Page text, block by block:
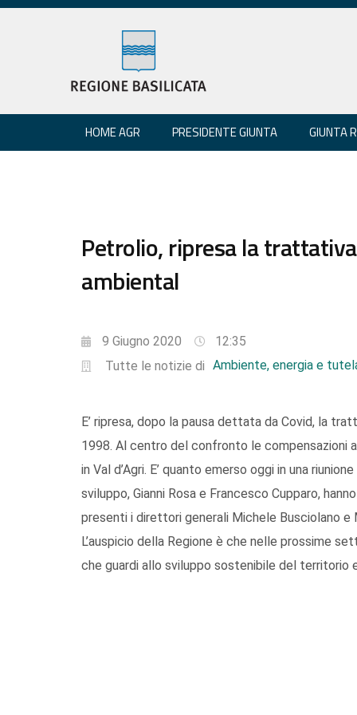
HOME AGR PRESIDENTE GIUNTA GIUNTA
Petrolio, ripresa la
ambiental
9 Giugno 2020
12:35
Tutte le notizie di Ambiente, energia e
E’ ripresa, dopo la pausa dettata da Covid, la
1998. Al centro del confronto le compensazioni
in Val d’Agri. E’ quanto emerso oggi in una
sviluppo, Gianni Rosa e Francesco Cupparo,
presenti i direttori generali Michele Busciolano e
L’auspicio della Regione è che nelle prossime
che guardi allo sviluppo sostenibile del territorio